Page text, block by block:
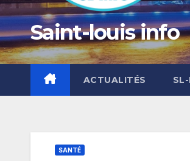
Saint-louis info
ACTUALITÉS
SANTÉ